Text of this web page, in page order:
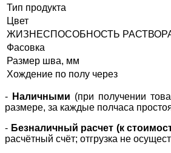
Тип продукта
Цвет
ЖИЗНЕСПОСОБНОСТЬ
Фасовка
Размер шва, мм
Хождение по полу через
- Наличными (при получении
размере, за каждые полчаса
- Безналичный расчет (к
расчётный счёт; отгрузка не